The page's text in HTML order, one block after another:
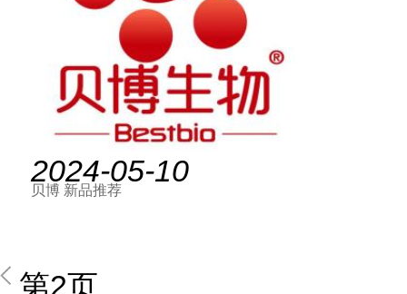
2024-05-10
贝博 新品推荐
第2页